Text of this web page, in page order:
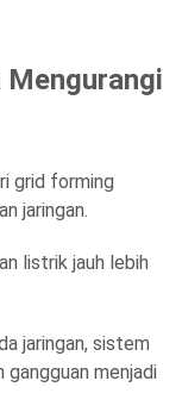
Mengurangi
grid forming
jaringan.
listrik jauh lebih
jaringan, sistem
gangguan menjadi